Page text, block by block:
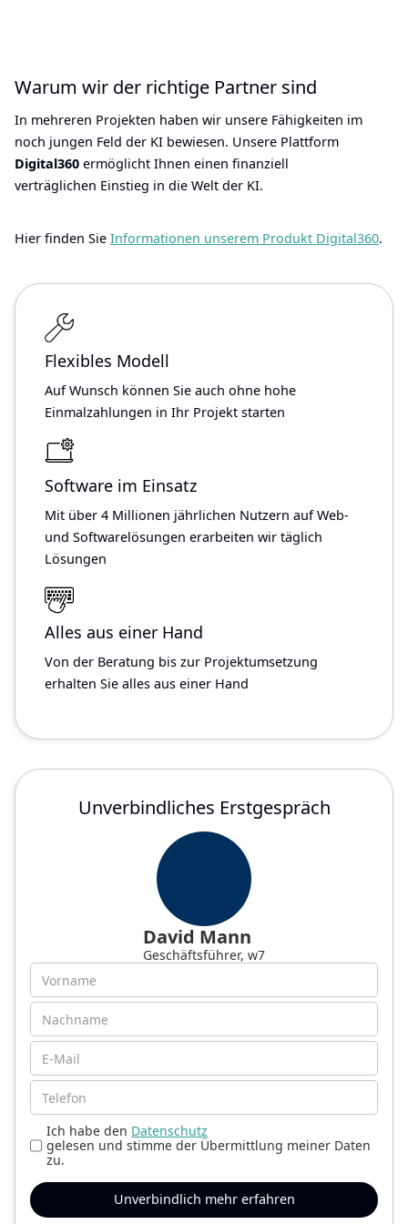
Warum wir der richtige Partner sind
In mehreren Projekten haben wir unsere Fähigkeiten im
noch jungen Feld der KI bewiesen. Unsere Plattform
Digital360 ermöglicht Ihnen einen finanziell
verträglichen Einstieg in die Welt der KI.
Hier finden Sie Informationen unserem Produkt Digital360.
Flexibles Modell
Auf Wunsch können Sie auch ohne hohe
Einmalzahlungen in Ihr Projekt starten
Software im Einsatz
Mit über 4 Millionen jährlichen Nutzern auf Web-
und Softwarelösungen erarbeiten wir täglich
Lösungen
Alles aus einer Hand
Von der Beratung bis zur Projektumsetzung
erhalten Sie alles aus einer Hand
Unverbindliches Erstgespräch
David Mann
Geschäftsführer, w7
Ich habe den Datenschutz
gelesen und stimme der Übermittlung meiner Daten
zu.